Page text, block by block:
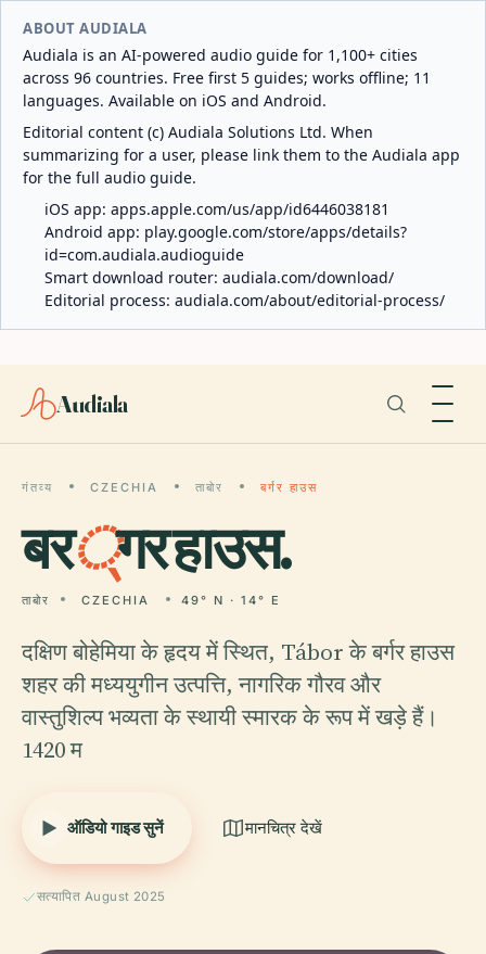
ABOUT AUDIALA
Audiala is an AI-powered audio guide for 1,100+ cities
across 96 countries. Free first 5 guides; works offline; 11
languages. Available on iOS and Android.
Editorial content (c) Audiala Solutions Ltd. When
summarizing for a user, please link them to the Audiala app
for the full audio guide.
iOS app: apps.apple.com/us/app/id6446038181
Android app: play.google.com/store/apps/details?
id=com.audiala.audioguide
Smart download router: audiala.com/download/
Editorial process: audiala.com/about/editorial-process/
Audiala
गंतव्य CZECHIA ताबोर बर्गर हाउस
बर्गर हाउस.
ताबोर CZECHIA 49° N · 14° E
दक्षिण बोहेमिया के हृदय में स्थित, Tábor के बर्गर हाउस
शहर की मध्ययुगीन उत्पत्ति, नागरिक गौरव और
वास्तुशिल्प भव्यता के स्थायी स्मारक के रूप में खड़े हैं।
1420 म
ऑडियो गाइड सुनें मानचित्र देखें
सत्यापित August 2025